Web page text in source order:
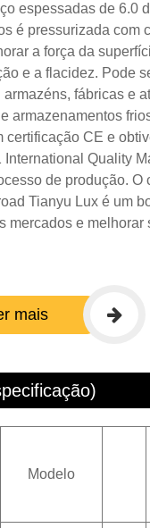
espessadas de 6.0
é pressurizada com
a força da
e a flacidez. Pode
fábricas e
armazenamentos
certificação CE e
Quality
de produção. O
Tianyu Lux é um
mercados e melhorar
mais
Modelo